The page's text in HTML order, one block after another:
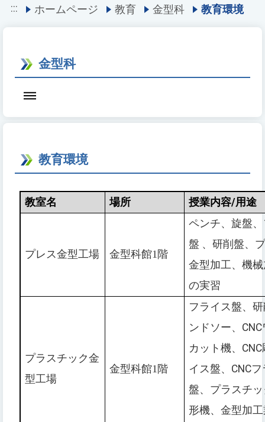
::: ホームページ 教育 金型科 教育環境
金型科
教育環境
教室名 場所 授業内容/用途
プレス金型工場 金型科館1階
ペンチ、旋盤
盤 、研削盤、
金型加工、機
の実習
プラスチック金
型工場
金型科館1階
フライス盤、
ンドソー、 CNC
カット機、 CNC
イス盤、 CNCフ
盤、プラスチ
形機、金型加